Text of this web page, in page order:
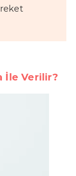
İle Verilir?